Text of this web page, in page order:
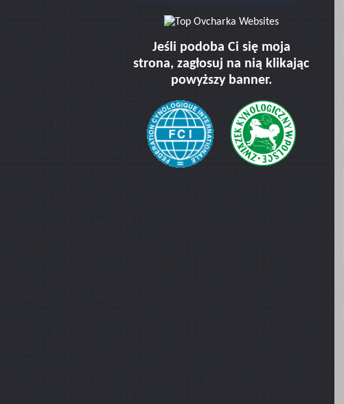
Jeśli podoba Ci się moja
strona, zagłosuj na nią klikając
powyższy banner.